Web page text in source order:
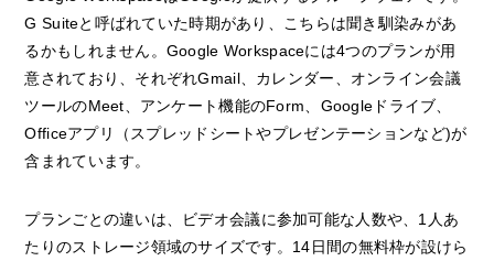
G Suiteと呼ばれていた時期があり、こちらは聞き馴染みがあ
るかもしれません。Google Workspaceには4つのプランが用
意されており、それぞれGmail、カレンダー、オンライン会議
ツールのMeet、アンケート機能のForm、Googleドライブ、
Officeアプリ（スプレッドシートやプレゼンテーションなど)が
含まれています。
プランごとの違いは、ビデオ会議に参加可能な人数や、1人あ
たりのストレージ領域のサイズです。14日間の無料枠が設けら